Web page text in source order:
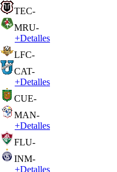
TEC-
MRU-
+Detalles
LFC-
CAT-
+Detalles
CUE-
MAN-
+Detalles
FLU-
INM-
+Detalles